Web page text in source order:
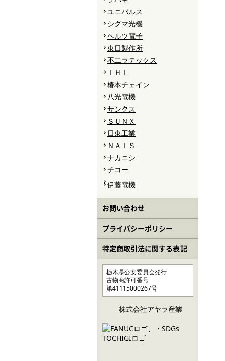
ユニパルス
シグマ光機
ヘルツ電子
東日製作所
不二ラテックス
ＩＨＩ
椿本チェイン
八光電機
サンクス
ＳＵＮＸ
日東工業
ＮＡＩＳ
ナカニシ
チコー
伊藤電機
お問い合わせ
プライバシーポリシー
特定商取引法に関する表記
栃木県公安委員会発行
古物商許可番号
第41115000267号
株式会社アヤラ産業